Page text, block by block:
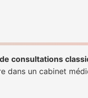
consultations
dans un cabinet